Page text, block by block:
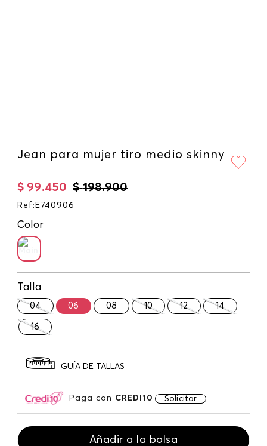
Jean para mujer tiro medio skinny
$ 198.900
$ 99.450
Ref : E740906
Color
Talla
04 06 08 10 12 14
16
GUÍA DE TALLAS
Paga con CREDI10 Solicitar
Añadir a la bolsa